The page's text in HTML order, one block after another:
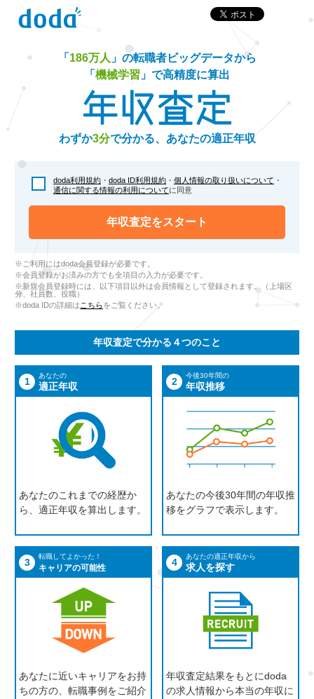
「 186万人 」の転職者ビッグデータから
「 機械学習 」で高精度に算出
わずか3分で分かる、あなたの適正年収
doda利用規約 ・ doda ID利用規約 ・ 個人情報の取り扱いについて ・
通信に関する情報の利用についてに同意
年収査定をスタート
※ご利用にはdoda会員登録が必要です。
※会員登録がお済みの方でも全項目の入力が必要です。
※新規会員登録時には、以下項目以外は会員情報として登録されます。（上場区
分、社員数、役職）
※doda IDの詳細は こちらをご覧ください。
年収査定で分かる４つのこと
1
あなたの
適正年収
あなたのこれまでの経歴か
ら、適正年収を算出します。
2
今後30年間の
年収推移
あなたの今後30年間の年収推
移をグラフで表示します。
3
転職してよかった！
キャリアの可能性
あなたに近いキャリアをお持
ちの方の、転職事例をご紹介
4
あなたの適正年収から
求人を探す
年収査定結果をもとにdoda
の求人情報から本当の年収に